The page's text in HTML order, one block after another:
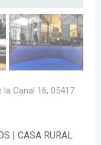
la Canal 16, 05417
| CASA RURAL